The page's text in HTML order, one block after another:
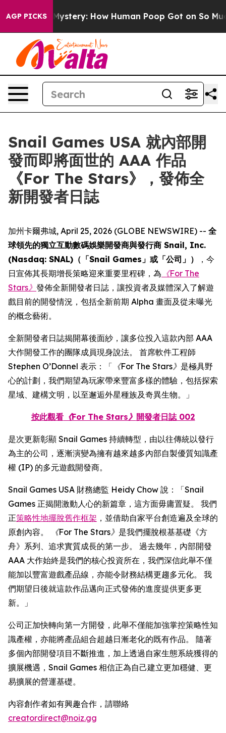
AGP PICKSMystery: How Human Poop Got on So Much
Snail Games USA 就內部開
發而即將面世的 AAA 作品
《For The Stars》，發佈全
新開發者日誌
加州卡爾弗城, April 25, 2026 (GLOBE NEWSWIRE) -- 全
球領先的獨立互動數碼娛樂開發商與發行商 Snail, Inc.
(Nasdaq: SNAL)（「Snail Games」或「公司」）
，今
日宣佈其長期增長策略迎來重要里程碑，為 《For The
Stars》 發佈全新開發者日誌，讓投資者及媒體深入了解遊
戲目前的開發情況，包括全新前期 Alpha 畫面及從未曝光
的概念藝術。
全新開發者日誌揭開幕後面紗，讓多位投入這款內部 AAA
大作開發工作的團隊成員現身說法。 首席軟件工程師
Stephen O’Donnel 表示：「 《For The Stars》 是極具野
心的計劃，我們期望為玩家帶來豐富多樣的體驗，包括探索
星域、建構文明，以至邂逅外星種族及奇異生物。」
按此觀看《For The Stars》 開發者日誌 002
是次更新彰顯 Snail Games 持續轉型，由以往傳統以發行
為主的公司，逐漸演變為擁有越來越多內部自製優質知識產
權 (IP) 的多元遊戲開發商。
Snail Games USA 財務總監 Heidy Chow 說：「Snail
Games 正揭開激動人心的新篇章，這方面毋庸置疑。 我們
正策略性地擺脫舊作框架 ，並借助自家平台創造遍及全球的
原創內容。
《For The Stars》 是我們擺脫根基基礎《方
舟》系列、追求實質成長的第一步。 過去幾年，內部開發
AAA 大作始終是我們的核心投資所在，我們深信此舉不僅
能加以豐富遊戲產品線，亦能令財務結構更趨多元化。 我
們期望日後就這款作品邁向正式發佈的進度提供更多更
新。」
公司正加快轉向第一方開發，此舉不僅能加強掌控策略性知
識產權，亦能將產品組合超越日漸老化的既有作品。 隨著
多個內部開發項目不斷推進，加上透過自家生態系統獲得的
擴展機遇，Snail Games 相信正為自己建立更加穩健、更
易擴展的營運基礎。
內容創作者如有興趣合作，請聯絡
creatordirect@noiz.gg